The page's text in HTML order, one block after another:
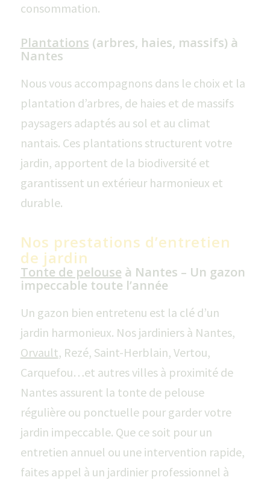
consommation.
Plantations (arbres, haies, massifs) à
Nantes
Nous vous accompagnons dans le choix et la
plantation d’arbres, de haies et de massifs
paysagers adaptés au sol et au climat
nantais. Ces plantations structurent votre
jardin, apportent de la biodiversité et
garantissent un extérieur harmonieux et
durable.
Nos prestations d’entretien
de jardin
Tonte de pelouse à Nantes – Un gazon
impeccable toute l’année
Un gazon bien entretenu est la clé d’un
jardin harmonieux. Nos jardiniers à Nantes,
Orvault, Rezé, Saint-Herblain, Vertou,
Carquefou…et autres villes à proximité de
Nantes assurent la tonte de pelouse
régulière ou ponctuelle pour garder votre
jardin impeccable. Que ce soit pour un
entretien annuel ou une intervention rapide,
faites appel à un jardinier professionnel à